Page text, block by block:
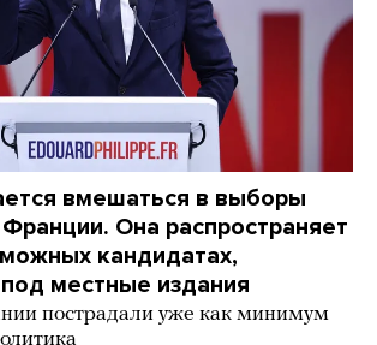
вмешаться в выборы
Она распространяет
кандидатах,
местные издания
пострадали уже как минимум